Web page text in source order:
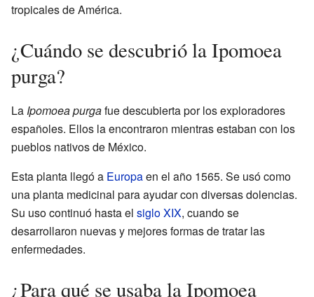
tropicales de América.
¿Cuándo se descubrió la Ipomoea
purga?
La Ipomoea purgafue descubierta por los exploradores
españoles. Ellos la encontraron mientras estaban con los
pueblos nativos de México.
Esta planta llegó a Europaen el año 1565. Se usó como
una planta medicinal para ayudar con diversas dolencias.
Su uso continuó hasta el siglo XIX, cuando se
desarrollaron nuevas y mejores formas de tratar las
enfermedades.
¿Para qué se usaba la Ipomoea